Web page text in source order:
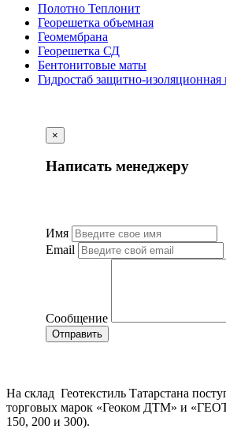
Полотно Теплонит
Георешетка объемная
Геомембрана
Георешетка СД
Бентонитовые маты
Гидростаб защитно-изоляционная
×
Написать менеджеру
Имя
Email
Сообщение
Отправить
На склад Геотекстиль Татарстана
торговых марок «Геоком ДТМ» и
150, 200 и 300).